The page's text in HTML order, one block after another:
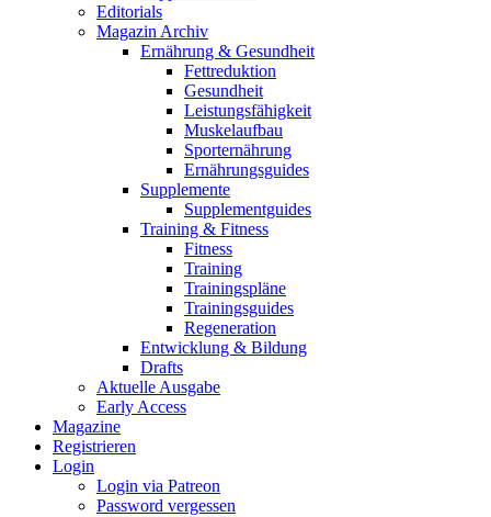
Editorials
Magazin Archiv
Ernährung & Gesundheit
Fettreduktion
Gesundheit
Leistungsfähigkeit
Muskelaufbau
Sporternährung
Ernährungsguides
Supplemente
Supplementguides
Training & Fitness
Fitness
Training
Trainingspläne
Trainingsguides
Regeneration
Entwicklung & Bildung
Drafts
Aktuelle Ausgabe
Early Access
Magazine
Registrieren
Login
Login via Patreon
Password vergessen